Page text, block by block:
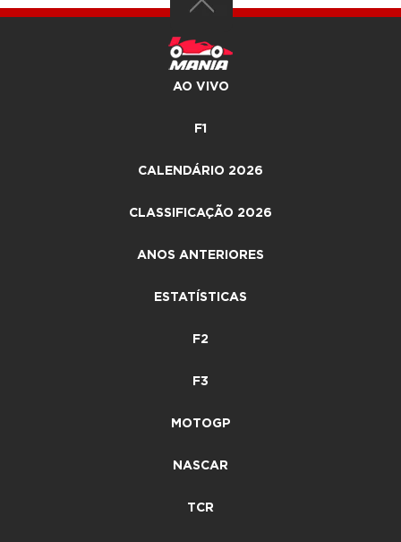
AO VIVO
F1
CALENDÁRIO 2026
CLASSIFICAÇÃO 2026
ANOS ANTERIORES
ESTATÍSTICAS
F2
F3
MOTOGP
NASCAR
TCR